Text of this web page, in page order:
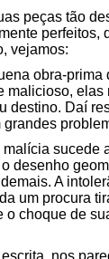
peças tão
vejamos:
obra-
destino. Daí
desenho
A
um procura
choque de
nos